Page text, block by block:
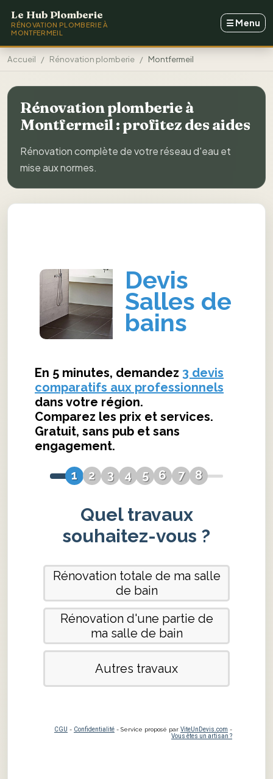
Aller au contenu principal
Le Hub Plomberie
RÉNOVATION PLOMBERIE À
MONTFERMEIL
☰ Menu
Accueil Rénovation plomberie Montfermeil
Rénovation plomberie à
Montfermeil : profitez des aides
Rénovation complète de votre réseau d'eau et
mise aux normes.